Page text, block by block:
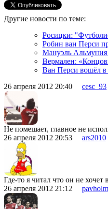
Другие новости по теме:
Росицки:
Робин ван Перси
Мануэль Альмуния
Вермален:
Ван Перси вошёл в
26 апреля 2012 20:40 cesc_93
Не помешает, главное не
26 апреля 2012 20:53 ars2010
Где-то я читал что он не хочет
26 апреля 2012 21:12 pavholm